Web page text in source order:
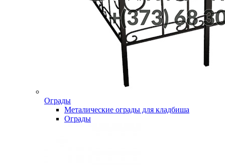
Ограды
Металические ограды для кладбиша
Ограды